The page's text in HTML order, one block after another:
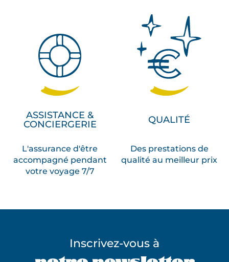
ASSISTANCE &
CONCIERGERIE
L'assurance d'être
accompagné pendant
votre voyage 7/7
QUALITÉ
Des prestations de
qualité au meilleur prix
Inscrivez-vous à